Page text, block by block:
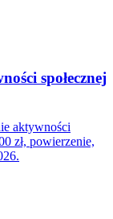
społecznej
aktywności
zł, powierzenie,